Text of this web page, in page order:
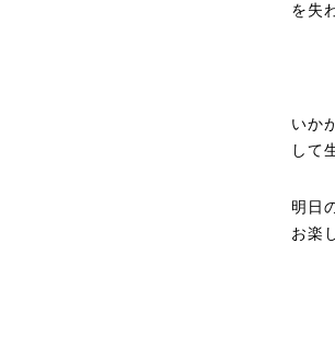
を失
いか
して
明日
お楽